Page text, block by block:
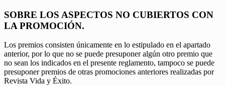
SOBRE LOS ASPECTOS NO CUBIERTOS CON
LA PROMOCIÓN.
Los premios consisten únicamente en lo estipulado en el apartado
anterior, por lo que no se puede presuponer algún otro premio que
no sean los indicados en el presente reglamento, tampoco se puede
presuponer premios de otras promociones anteriores realizadas por
Revista Vida y Éxito.